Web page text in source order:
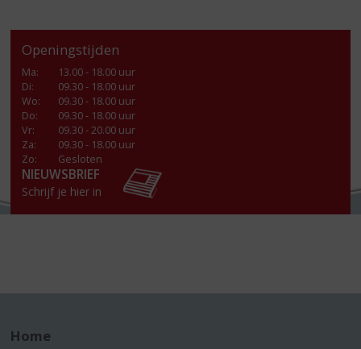
Openingstijden
Ma:
13.00 - 18.00 uur
Di:
09.30 - 18.00 uur
Wo:
09.30 - 18.00 uur
Do:
09.30 - 18.00 uur
Vr:
09.30 - 20.00 uur
Za:
09.30 - 18.00 uur
Zo:
Gesloten
NIEUWSBRIEF
Schrijf je hier in
Home